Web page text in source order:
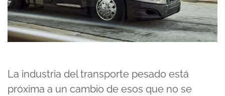
La industria del transporte pesado está
próxima a un cambio de esos que no se